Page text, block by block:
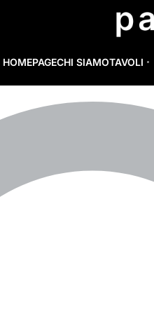
HOMEPAGECHI SIAMOTAVOLI